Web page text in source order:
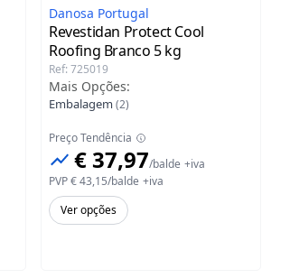
Danosa Portugal
Revestidan Protect Cool
Roofing Branco 5 kg
Ref: 725019
Mais Opções:
Embalagem (2)
Preço Tendência
€ 37,97/balde +iva
PVP€ 43,15/balde +iva
Ver opções